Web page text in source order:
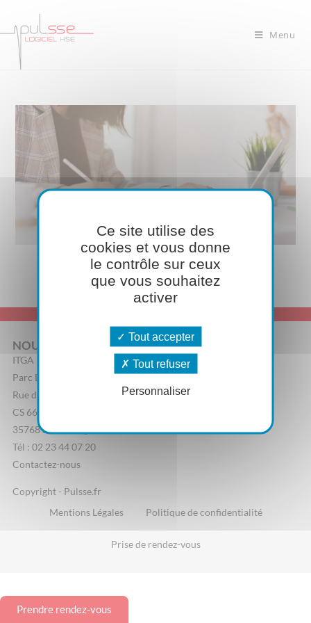
Menu
NOUS CONTACTER
ITGA
Parc Edonia, Bâtiment R
Rue de la Terre Adélie
CS 66862
35768 Saint-Grégoire Cedex
Tél : 02 23 44 07 20
Contactez-nous
Copyright - Pulsse.fr
Mentions Légales
Politique de confidentialité
Prise de rendez-vous
Prendre rendez-vous
Ce site utilise des
cookies et vous donne
le contrôle sur ceux
que vous souhaitez
activer
Tout accepter
Tout refuser
Personnaliser